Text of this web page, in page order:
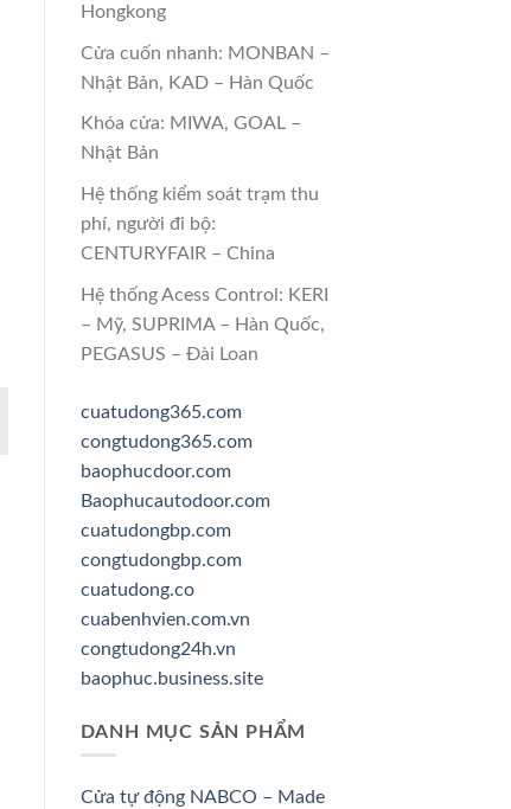
Hongkong
Cửa cuốn nhanh: MONBAN –
Nhật Bản, KAD – Hàn Quốc
Khóa cửa: MIWA, GOAL –
Nhật Bản
Hệ thống kiểm soát trạm thu
phí, người đi bộ:
CENTURYFAIR – China
Hệ thống Acess Control: KERI
– Mỹ, SUPRIMA – Hàn Quốc,
PEGASUS – Đài Loan
cuatudong365.com
congtudong365.com
baophucdoor.com
Baophucautodoor.com
cuatudongbp.com
congtudongbp.com
cuatudong.co
cuabenhvien.com.vn
congtudong24h.vn
baophuc.business.site
DANH MỤC SẢN PHẨM
Cửa tự động NABCO – Made